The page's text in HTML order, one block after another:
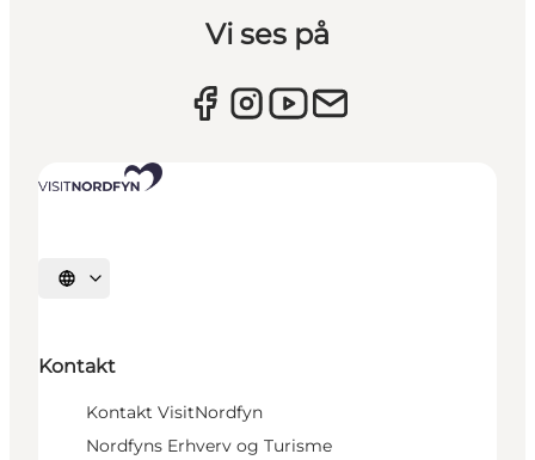
Vi ses på
Vælg sprog
Kontakt
Kontakt VisitNordfyn
Nordfyns Erhverv og Turisme